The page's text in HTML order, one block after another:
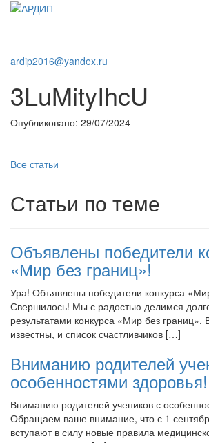
ardip2016@yandex.ru
3LuMityIhcU
Опубликовано: 29/07/2024
Все статьи
Статьи по теме
Объявлены победители
«Мир без границ»!
Ура! Объявлены победители конкурса
Свершилось! Мы с радостью делимся
результатами конкурса «Мир без границ».
известны, и список счастливчиков […]
Вниманию родителей
особенностями здоровья!
Вниманию родителей учеников с
Обращаем ваше внимание, что с 1
вступают в силу новые правила